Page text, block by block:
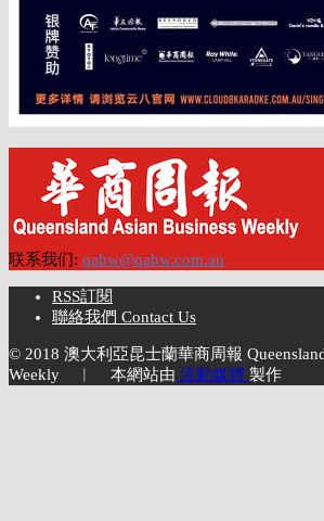
联系我们: qabw@qabw.com.au
RSS訂閱
聯絡我們 Contact Us
© 2018 澳大利亞昆士蘭華商周報
Weekly ︱ 本網站由 流動媒體 製作